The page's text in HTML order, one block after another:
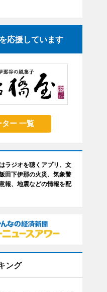
応援しています
ター 一覧
ラジオを聴くアプリ、文
田下伊那の火災、気象警
報、地震などの情報を配
ング